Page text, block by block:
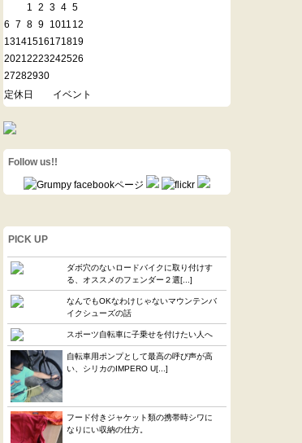
1 2 3 4 5
6 7 8 9 1011 12
13141516171819
20212223242526
27282930
定休日
イベント
Follow us!!
PICK UP
ダボ穴のないロードバイクに取り付けす
る、オススメのフェンダー２選[...]
なんでもOKなわけじゃないマウンテンバ
イクシューズの話
スポーツ自転車に子乗せを付けたい人へ
自転車用ポンプとして最高の呼び声が高
い、シリカのIMPERO U[...]
フード付きジャケット類の携帯時シワに
なりにい収納の仕方。